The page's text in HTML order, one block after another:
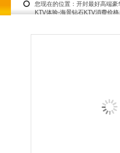
您现在的位置： 开封最好高端豪
KTV体验-海景钻石KTV消费价